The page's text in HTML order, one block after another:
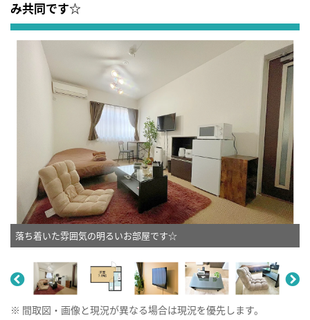
み共同です☆
落ち着いた雰囲気の明るいお部屋です☆
※ 間取図・画像と現況が異なる場合は現況を優先します。